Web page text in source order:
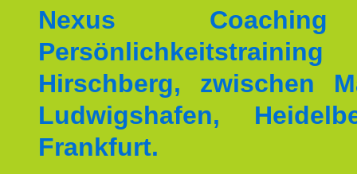
Nexus
Hirschberg, zwischen
Ludwigshafen,
Frankfurt.